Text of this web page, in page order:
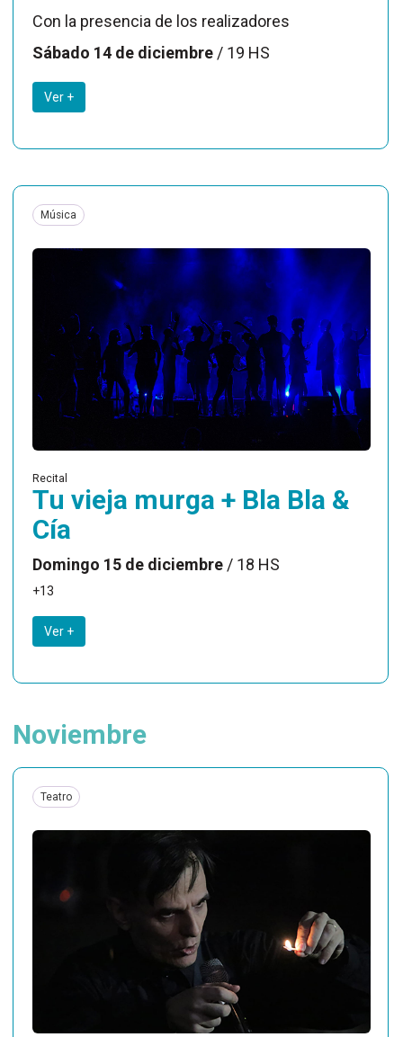
Con la presencia de los realizadores
Sábado 14 de diciembre / 19 HS
Ver +
Música
Recital
Tu vieja murga + Bla Bla &
Cía
Domingo 15 de diciembre / 18 HS
+13
Ver +
Noviembre
Teatro